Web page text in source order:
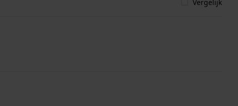
Vergelijk